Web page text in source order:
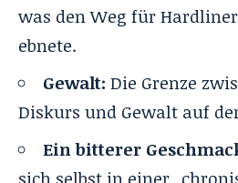
was den Weg für
ebnete.
Gewalt: Die Grenze
Diskurs und Gewalt auf
Ein bitterer
sich selbst in einer